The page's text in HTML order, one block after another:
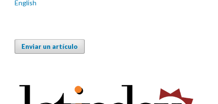
English
Enviar un artículo